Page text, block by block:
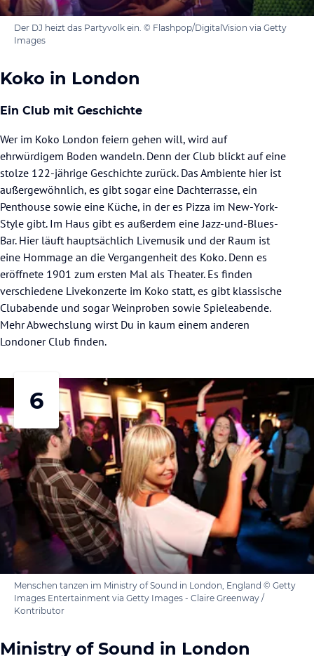
Der DJ heizt das Partyvolk ein. © Flashpop/DigitalVision via Getty
Images
Koko in London
Ein Club mit Geschichte
Wer im Koko London feiern gehen will, wird auf
ehrwürdigem Boden wandeln. Denn der Club blickt auf eine
stolze 122-jährige Geschichte zurück. Das Ambiente hier ist
außergewöhnlich, es gibt sogar eine Dachterrasse, ein
Penthouse sowie eine Küche, in der es Pizza im New-York-
Style gibt. Im Haus gibt es außerdem eine Jazz-und-Blues-
Bar. Hier läuft hauptsächlich Livemusik und der Raum ist
eine Hommage an die Vergangenheit des Koko. Denn es
eröffnete 1901 zum ersten Mal als Theater. Es finden
verschiedene Livekonzerte im Koko statt, es gibt klassische
Clubabende und sogar Weinproben sowie Spieleabende.
Mehr Abwechslung wirst Du in kaum einem anderen
Londoner Club finden.
6
Menschen tanzen im Ministry of Sound in London, England © Getty
Images Entertainment via Getty Images - Claire Greenway /
Kontributor
Ministry of Sound in London